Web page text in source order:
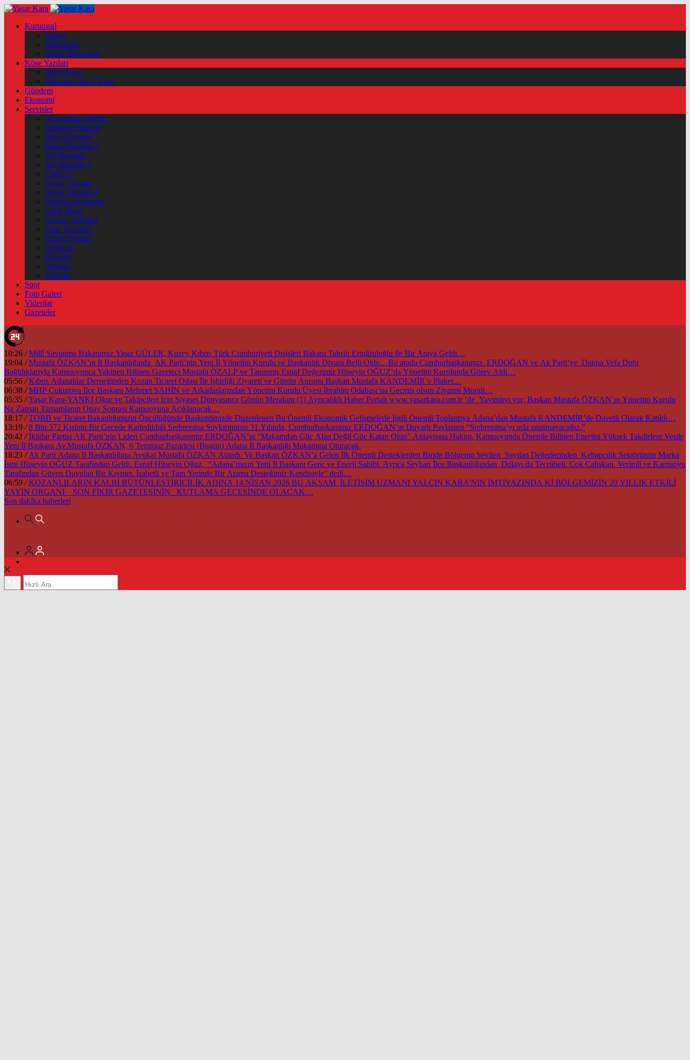
Kurumsal
Künye
Hakkımda
Yayın İlkelerimiz
Köşe Yazıları
Yaşar Kara
Polyanna Succi Kara
Gündem
Ekonomi
Servisler
Vizyondaki Filmler
Haftanin Filmleri
Hava Durumu
Hava Durumu 2
Yol Durumu
Yol Durumu 2
Canlı Tv
Yayın Akışları
Yayın Akışları 2
Nöbetçi Eczaneler
Canlı Borsa
Namaz Vakitleri
Puan Durumu
Kripto Paralar
Dövizler
Hisseler
Altınlar
Pariteler
Spor
Foto Galeri
Videolar
Gazeteler
10:26 / Millî Savunma Bakanımız Yaşar GÜLER, Kuzey Kıbrıs Türk Cumhuriyeti Dışişleri Bakanı Tahsin Ertuğruloğlu ile Bir Araya Geldi…
19:04 / Mustafa ÖZKAN’ın İl Başkanlığında AK Parti’nin Yeni İl Yönetim Kurulu ve Başkanlık Divanı Belli Oldu…Bu arada Cumhurbaşkanımız ERDOĞAN ve Ak Parti’ye Daima Vefa Dolu
Bağlılıklarıyla Kamuoyunca Yakinen Bilinen Gazeteci Mustafa ÖZALP ve Tanınmış Esnaf Değerimiz Hüseyin OĞUZ’da Yönetim Kurulunda Görev Aldı…
05:56 / Kıbrıs Adanalılar Derneğinden Kozan Ticaret Odası İle İşbirliği Ziyareti ve Günün Anısına Başkan Mustafa KANDEMİR’e Plaket…
06:38 / MHP Çukurova İlçe Başkanı Mehmet ŞAHİN ve Arkadaşlarından Yönetim Kurulu Üyesi İbrahim Odabaşı’na Geçmiş olsun Ziyareti Morali…
05:35 / Yaşar Kara-YANKI Okur ve Takipçileri İçin Siyaset Dünyasınca Günün Merakını (1) Ayrıcalıklı Haber Portalı www.yasarkara.com.tr ‘de Yayımlıyı yor; Başkan Mustafa ÖZKAN’ın Yönetim Kurulu
Ne Zaman Tamamlanıp Onay Sonrası Kamuoyuna Açıklanacak…
18:17 /
TOBB ve Ticaret Bakanlığımızın Öncülüğünde Başkentimizde Düzenlenen Bu Önemli Ekonomik Gelişmelerle İlgili Önemli Toplantıya Adana’dan Mustafa KANDEMİR’de Davetli Olarak Katıldı…
13:19 / 8 Bin 372 Kişinin Bir Gecede Katledildiği Srebrenitsa Soykırımının 31.Yılında, Cumhurbaşkanımız ERDOĞAN’ın Duyarlı Paylaşımı “Srebrenitsa’yı asla unutmayacağız.”
20:42 / İktidar Partisi AK Parti’nin Lideri Cumhurbaşkanımız ERDOĞAN’ın “Makamdan Güç Alan Değil Güç Katan Olun” Anlayışına Hakim, Kamuoyunda Önemle Bilinen Enerjisi Yüksek Takdirlere Vesile
Yeni İl Başkanı Av.Mustafa ÖZKAN, 6 Temmuz Pazartesi (Bugün) Adana İl Başkanlığı Makamına Oturacak.
18:23 / Ak Parti Adana İl Başkanlığına Avukat Mustafa ÖZKAN Atandı. Ve Başkan ÖZKAN’a Gelen İlk Önemli Desteklerden Biride Bölgenin Sevilen Sayılan Değerlerinden Kebapçılık Sektörünün Marka
İsmi Hüseyin OĞUZ Tarafından Geldi. Esnaf Hüseyin Oğuz, “Adana’mızın Yeni İl Başkanı Genç ve Enerji Sahibi. Ayrıca Seyhan İlçe Başkanlığından Dolayı da Tecrübeli. Çok Çalışkan Verimli ve Kamuoyu
Tarafından Güven Duyulan Bir Kıymet. İsabetli ve Tam Yerinde Bir Atama Desteğimiz Kendisiyle” dedi…
06:59 / KOZANLILARIN KALBİ BÜTÜNLEŞTİRİCİLİK ADINA 14 NİSAN 2026 BU AKŞAM İLETİŞİM UZMANI YALÇIN KARA’NIN İMTİYAZINDA Kİ BÖLGEMİZİN 20 YILLIK ETKİLİ
YAYIN ORGANI SON FİKİR GAZETESİNİN KUTLAMA GECESİNDE OLACAK…
Son dakika haberleri